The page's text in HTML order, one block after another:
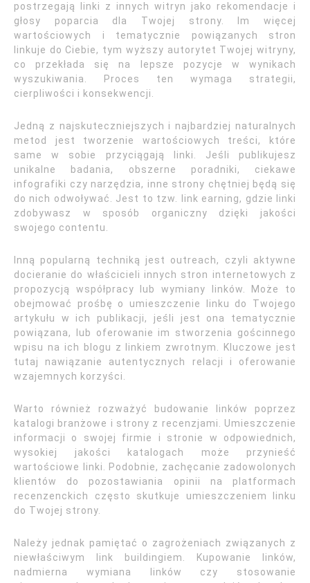
postrzegają linki z innych witryn jako rekomendacje i
głosy poparcia dla Twojej strony. Im więcej
wartościowych i tematycznie powiązanych stron
linkuje do Ciebie, tym wyższy autorytet Twojej witryny,
co przekłada się na lepsze pozycje w wynikach
wyszukiwania. Proces ten wymaga strategii,
cierpliwości i konsekwencji.
Jedną z najskuteczniejszych i najbardziej naturalnych
metod jest tworzenie wartościowych treści, które
same w sobie przyciągają linki. Jeśli publikujesz
unikalne badania, obszerne poradniki, ciekawe
infografiki czy narzędzia, inne strony chętniej będą się
do nich odwoływać. Jest to tzw. link earning, gdzie linki
zdobywasz w sposób organiczny dzięki jakości
swojego contentu.
Inną popularną techniką jest outreach, czyli aktywne
docieranie do właścicieli innych stron internetowych z
propozycją współpracy lub wymiany linków. Może to
obejmować prośbę o umieszczenie linku do Twojego
artykułu w ich publikacji, jeśli jest ona tematycznie
powiązana, lub oferowanie im stworzenia gościnnego
wpisu na ich blogu z linkiem zwrotnym. Kluczowe jest
tutaj nawiązanie autentycznych relacji i oferowanie
wzajemnych korzyści.
Warto również rozważyć budowanie linków poprzez
katalogi branżowe i strony z recenzjami. Umieszczenie
informacji o swojej firmie i stronie w odpowiednich,
wysokiej jakości katalogach może przynieść
wartościowe linki. Podobnie, zachęcanie zadowolonych
klientów do pozostawiania opinii na platformach
recenzenckich często skutkuje umieszczeniem linku
do Twojej strony.
Należy jednak pamiętać o zagrożeniach związanych z
niewłaściwym link buildingiem. Kupowanie linków,
nadmierna wymiana linków czy stosowanie